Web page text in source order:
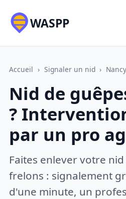
WASPP
Accueil › Signaler un nid › Nancy
Nid de
?
par un pro
Faites enlever votre
frelons : signalement
d'une minute, un